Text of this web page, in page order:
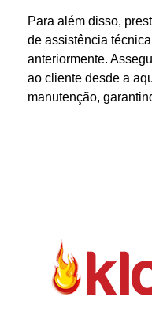
Para além disso,
de assistência
anteriormente.
ao cliente desde a
manutenção,